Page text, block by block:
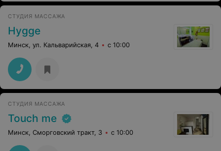
СТУДИЯ МАССАЖА
Hygge
Минск, ул. Кальварийская, 4 с 10:00
СТУДИЯ МАССАЖА
Touch me
Минск, Сморговский тракт, 3 с 10:00